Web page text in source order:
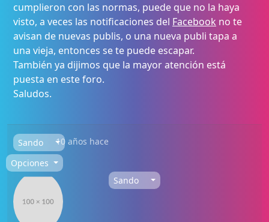
cumplieron con las normas, puede que no la haya
visto, a veces las notificaciones del Facebook no te
avisan de nuevas publis, o una nueva publi tapa a
una vieja, entonces se te puede escapar.
También ya dijimos que la mayor atención está
puesta en este foro.
Saludos.
Sando
10 años hace
Opciones
Sando